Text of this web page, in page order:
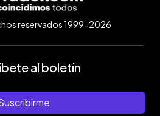
reservados 1999-2026
al boletín